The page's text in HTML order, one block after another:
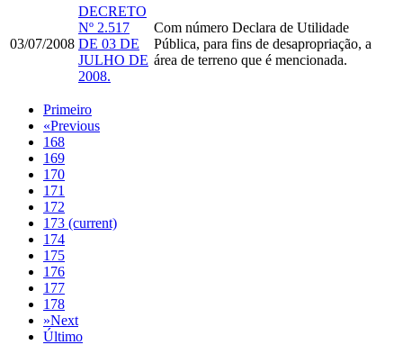
03/07/2008
DECRETO
Nº 2.517
DE 03 DE
JULHO DE
2008.
Com número Declara de Utilidade
Pública, para fins de desapropriação, a
área de terreno que é mencionada.
Primeiro
«Previous
168
169
170
171
172
173 (current)
174
175
176
177
178
»Next
Último